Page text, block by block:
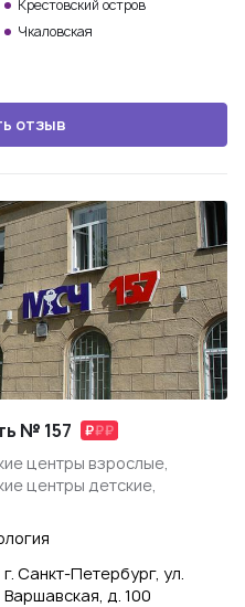
Крестовский остров
Чкаловская
отзыв
№ 157
центры взрослые,
центры детские,
г. Санкт-Петербург, ул.
Варшавская, д. 100